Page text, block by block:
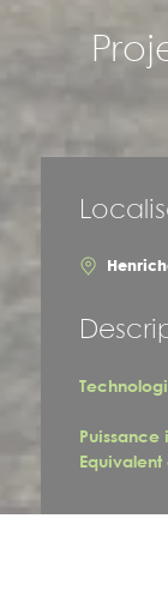
Puissance